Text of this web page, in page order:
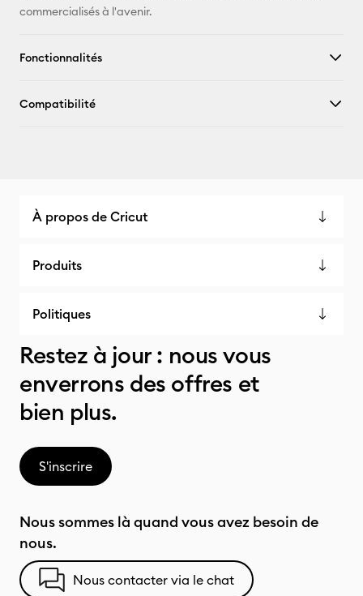
commercialisés à l'avenir.
Fonctionnalités
Compatibilité
À propos de Cricut
Produits
Politiques
Restez à jour : nous vous
enverrons des offres et
bien plus.
S'inscrire
Nous sommes là quand vous avez besoin de
nous.
Nous contacter via le chat